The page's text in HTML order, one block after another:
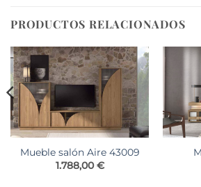
PRODUCTOS RELACIONADOS
Mueble salón Aire 43009
1.788,00€